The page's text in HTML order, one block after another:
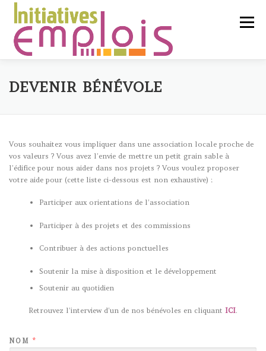
Aller
contenu
Menu
L’ASSOCIATION
CHERCHEURS D’EMPLOI
DEVENIR BÉNÉVOLE
Vous souhaitez vous impliquer dans une association locale proche de
vos valeurs ? Vous avez l’envie de mettre un petit grain sable à
l’édifice pour nous aider dans nos projets ? Vous voulez proposer
votre aide pour (cette liste ci-dessous est non exhaustive) :
Participer aux orientations de l’association
Participer à des projets et des commissions
Contribuer à des actions ponctuelles
Soutenir la mise à disposition et le développement
Soutenir au quotidien
Retrouvez l’interview d’un de nos bénévoles en cliquant ICI.
NOM *